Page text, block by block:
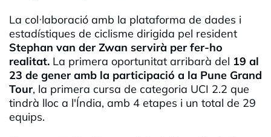
La col·laboració amb la plataforma de dades i
estadístiques de ciclisme dirigida pel resident
Stephan van der Zwan servirà per fer-ho
realitat. La primera oportunitat arribarà del 19 al
23 de gener amb la participació a la Pune Grand
Tour, la primera cursa de categoria UCI 2.2 que
tindrà lloc a l'Índia, amb 4 etapes i un total de 29
equips.